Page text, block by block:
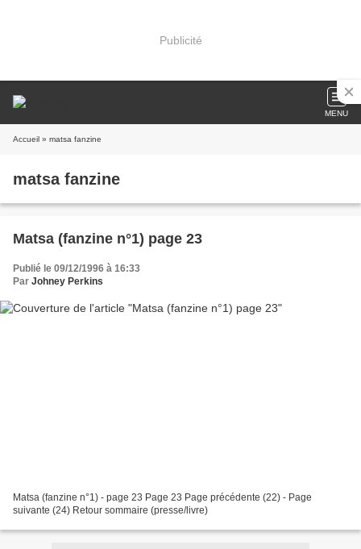
Publicité
MENU
Accueil » matsa fanzine
matsa fanzine
Matsa (fanzine n°1) page 23
Publié le 09/12/1996 à 16:33
Par Johney Perkins
Matsa (fanzine n°1) - page 23 Page 23 Page précédente (22) - Page
suivante (24) Retour sommaire (presse/livre)